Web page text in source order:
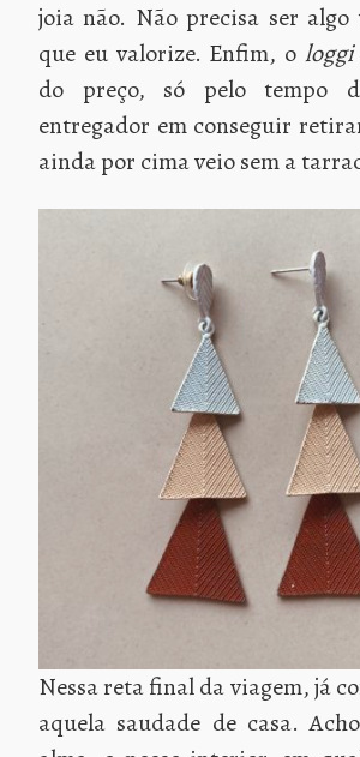
joia não. Não precisa ser
que eu valorize. Enfim, o loggi
do preço, só pelo tempo
entregador em conseguir
ainda por cima veio sem a
Nessa reta final da viagem, já
aquela saudade de casa.